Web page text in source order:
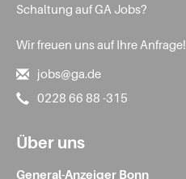
Schaltung auf GA Jobs?
Wir freuen uns auf Ihre Anfrage!
jobs@ga.de
0228 66 88 -315
Über uns
General-Anzeiger Bonn